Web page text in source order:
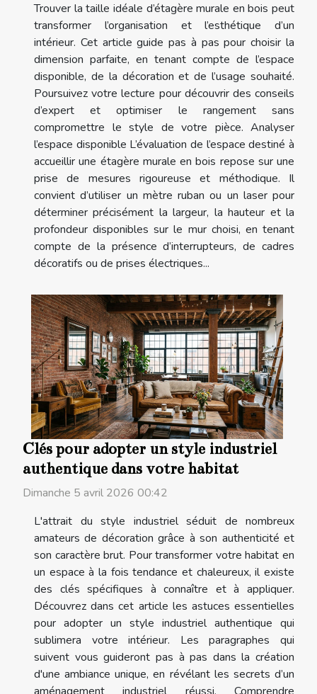
Trouver la taille idéale d’étagère murale en bois peut
transformer l’organisation et l’esthétique d’un
intérieur. Cet article guide pas à pas pour choisir la
dimension parfaite, en tenant compte de l’espace
disponible, de la décoration et de l’usage souhaité.
Poursuivez votre lecture pour découvrir des conseils
d’expert et optimiser le rangement sans
compromettre le style de votre pièce. Analyser
l’espace disponible L’évaluation de l’espace destiné à
accueillir une étagère murale en bois repose sur une
prise de mesures rigoureuse et méthodique. Il
convient d’utiliser un mètre ruban ou un laser pour
déterminer précisément la largeur, la hauteur et la
profondeur disponibles sur le mur choisi, en tenant
compte de la présence d’interrupteurs, de cadres
décoratifs ou de prises électriques...
Clés pour adopter un style industriel
authentique dans votre habitat
Dimanche 5 avril 2026 00:42
L'attrait du style industriel séduit de nombreux
amateurs de décoration grâce à son authenticité et
son caractère brut. Pour transformer votre habitat en
un espace à la fois tendance et chaleureux, il existe
des clés spécifiques à connaître et à appliquer.
Découvrez dans cet article les astuces essentielles
pour adopter un style industriel authentique qui
sublimera votre intérieur. Les paragraphes qui
suivent vous guideront pas à pas dans la création
d'une ambiance unique, en révélant les secrets d’un
aménagement industriel réussi. Comprendre